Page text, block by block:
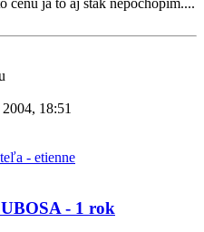
18:51
- etienne
- 1 rok